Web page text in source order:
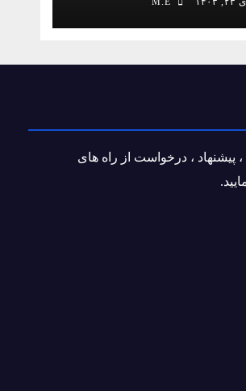
پیشنهاد ، درخواست از راه های